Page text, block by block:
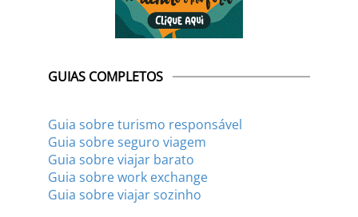
GUIAS COMPLETOS
Guia sobre turismo responsável
Guia sobre seguro viagem
Guia sobre viajar barato
Guia sobre work exchange
Guia sobre viajar sozinho